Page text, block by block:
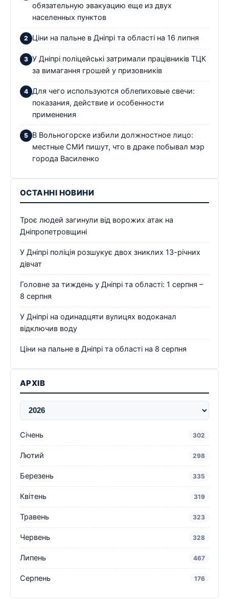
обязательную эвакуацию еще из двух
населенных пунктов
Ціни на пальне в Дніпрі та області на 16 липня
У Дніпрі поліцейські затримали працівників ТЦК
за вимагання грошей у призовників
Для чего используются облепиховые свечи:
показания, действие и особенности
применения
В Вольногорске избили должностное лицо:
местные СМИ пишут, что в драке побывал мэр
города Василенко
ОСТАННІ НОВИНИ
Троє людей загинули від ворожих атак на
Дніпропетровщині
У Дніпрі поліція розшукує двох зниклих 13-річних
дівчат
Головне за тиждень у Дніпрі та області: 1 серпня –
8 серпня
У Дніпрі на одинадцяти вулицях водоканал
відключив воду
Ціни на пальне в Дніпрі та області на 8 серпня
АРХІВ
Січень 302
Лютий 298
Березень 335
Квітень 319
Травень 323
Червень 328
Липень 467
Серпень 176